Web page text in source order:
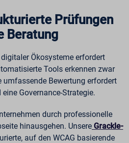
Prüfungen
Beratung
Ökosysteme erfordert
Tools erkennen zwar
umfassende Bewertung erfordert
Governance-Strategie.
durch professionelle
hinausgehen. Unsere Grackle-
auf den WCAG basierende